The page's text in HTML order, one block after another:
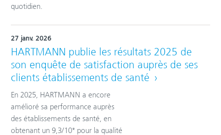
quotidien.
27 janv. 2026
HARTMANN publie les résultats 2025 de
son enquête de satisfaction auprès de ses
clients établissements de santé
En 2025, HARTMANN a encore
amélioré sa performance auprès
des établissements de santé, en
obtenant un 9,3/10* pour la qualité